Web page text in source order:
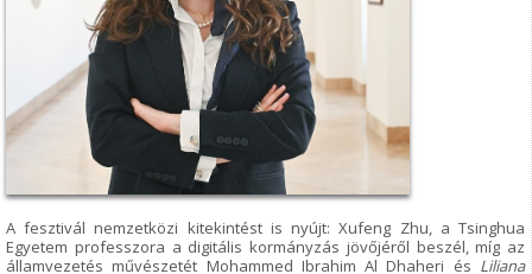
A fesztivál nemzetközi kitekintést is nyújt: Xufeng Zhu, a Tsinghua
Egyetem professzora a digitális kormányzás jövőjéről beszél, míg az
államvezetés művészetét Mohammed Ibrahim Al Dhaheri és Liliana